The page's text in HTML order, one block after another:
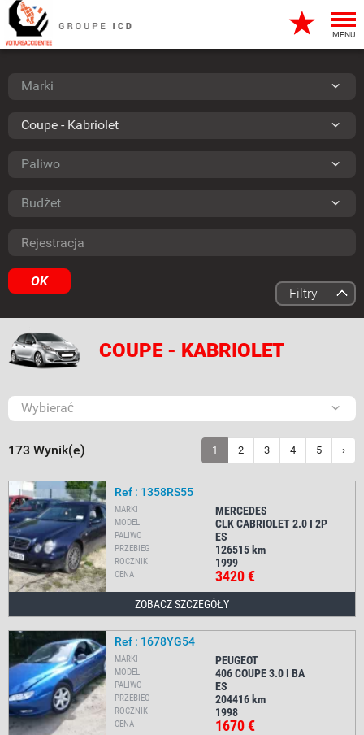
MENU
MarkiMarki
TypyCoupe - Kabriolet
Paliwo
Paliwo
BudżetBudżet
Rejestracja
OK
Filtry
COUPE - KABRIOLET
Wybierać
173 Wynik(e) 1 2 3 4 5 ›
MARKI MERCEDES
Ref : 1358RS55
MODEL CLK CABRIOLET 2.0 I 2P
PALIWO ES
PRZEBIEG 126515 km
ROCZNIK 1999
CENA 3420 €
ZOBACZ SZCZEGÓŁY
MARKI PEUGEOT
Ref : 1678YG54
MODEL 406 COUPE 3.0 I BA
PALIWO ES
PRZEBIEG 204416 km
ROCZNIK 1998
CENA 1670 €